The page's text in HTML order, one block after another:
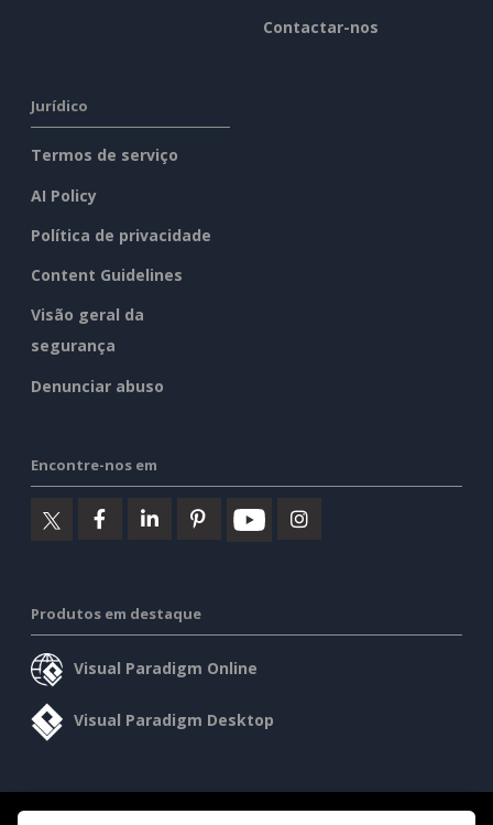
Contactar-nos
Jurídico
Termos de serviço
AI Policy
Política de privacidade
Content Guidelines
Visão geral da
segurança
Denunciar abuso
Encontre-nos em
Produtos em destaque
Visual Paradigm Online
Visual Paradigm Desktop